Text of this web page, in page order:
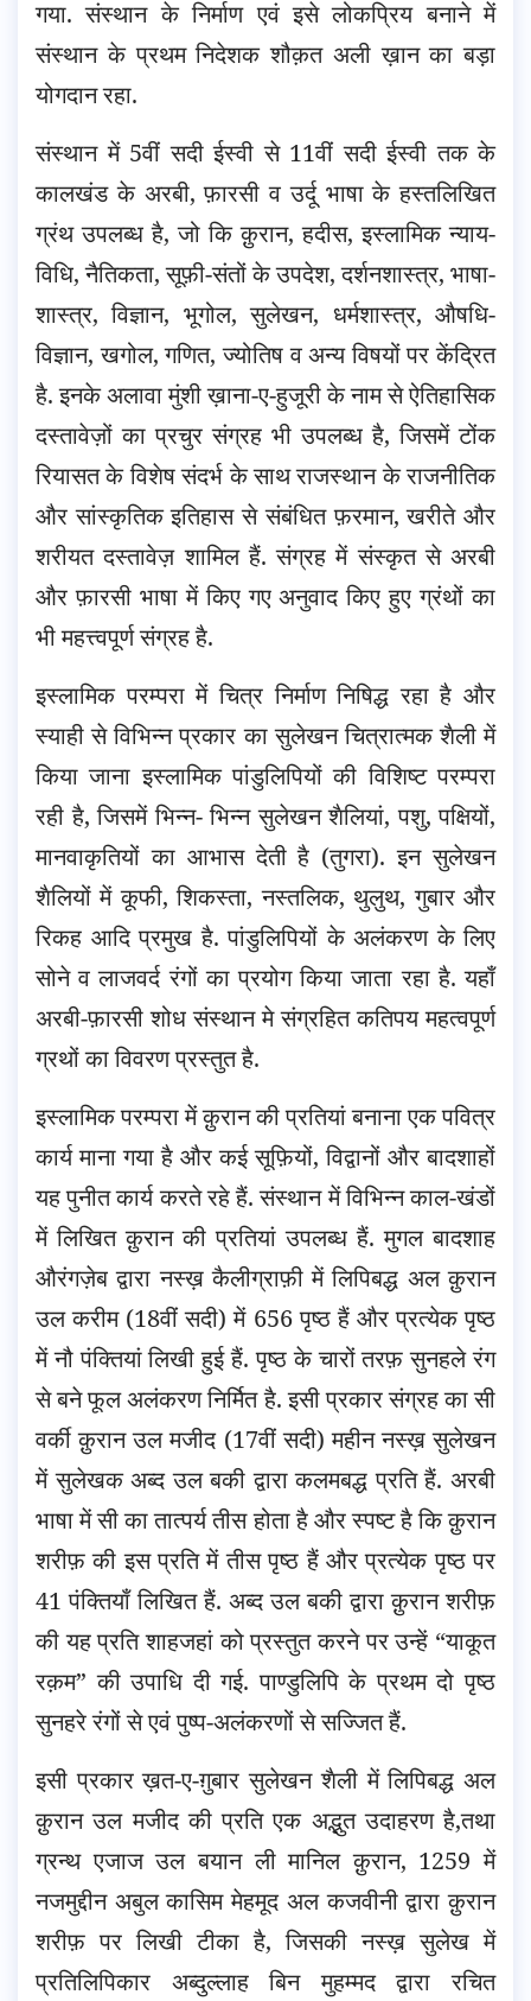
गया. संस्थान के निर्माण एवं इसे लोकप्रिय बनाने में
संस्थान के प्रथम निदेशक शौक़त अली ख़ान का बड़ा
योगदान रहा.
संस्थान में 5वीं सदी ईस्वी से 11वीं सदी ईस्वी तक के
कालखंड के अरबी, फ़ारसी व उर्दू भाषा के हस्तलिखित
ग्रंथ उपलब्ध है, जो कि क़ुरान, हदीस, इस्लामिक न्याय-
विधि, नैतिकता, सूफ़ी-संतों के उपदेश, दर्शनशास्त्र, भाषा-
शास्त्र, विज्ञान, भूगोल, सुलेखन, धर्मशास्त्र, औषधि-
विज्ञान, खगोल, गणित, ज्योतिष व अन्य विषयों पर केंद्रित
है. इनके अलावा मुंशी ख़ाना-ए-हुजूरी के नाम से ऐतिहासिक
दस्तावेज़ों का प्रचुर संग्रह भी उपलब्ध है, जिसमें टोंक
रियासत के विशेष संदर्भ के साथ राजस्थान के राजनीतिक
और सांस्कृतिक इतिहास से संबंधित फ़रमान, खरीते और
शरीयत दस्तावेज़ शामिल हैं. संग्रह में संस्कृत से अरबी
और फ़ारसी भाषा में किए गए अनुवाद किए हुए ग्रंथों का
भी महत्त्वपूर्ण संग्रह है.
इस्लामिक परम्परा में चित्र निर्माण निषिद्ध रहा है और
स्याही से विभिन्न प्रकार का सुलेखन चित्रात्मक शैली में
किया जाना इस्लामिक पांडुलिपियों की विशिष्ट परम्परा
रही है, जिसमें भिन्न- भिन्न सुलेखन शैलियां, पशु, पक्षियों,
मानवाकृतियों का आभास देती है (तुगरा). इन सुलेखन
शैलियों में कूफी, शिकस्ता, नस्तलिक, थुलुथ, गुबार और
रिकह आदि प्रमुख है. पांडुलिपियों के अलंकरण के लिए
सोने व लाजवर्द रंगों का प्रयोग किया जाता रहा है. यहाँ
अरबी-फ़ारसी शोध संस्थान मे संग्रहित कतिपय महत्वपूर्ण
ग्रथों का विवरण प्रस्तुत है.
इस्लामिक परम्परा में क़ुरान की प्रतियां बनाना एक पवित्र
कार्य माना गया है और कई सूफ़ियों, विद्वानों और बादशाहों
यह पुनीत कार्य करते रहे हैं. संस्थान में विभिन्न काल-खंडों
में लिखित क़ुरान की प्रतियां उपलब्ध हैं. मुगल बादशाह
औरंगज़ेब द्वारा नस्ख़ कैलीग्राफ़ी में लिपिबद्ध अल क़ुरान
उल करीम (18वीं सदी) में 656 पृष्ठ हैं और प्रत्येक पृष्ठ
में नौ पंक्तियां लिखी हुई हैं. पृष्ठ के चारों तरफ़ सुनहले रंग
से बने फूल अलंकरण निर्मित है. इसी प्रकार संग्रह का सी
वर्की क़ुरान उल मजीद (17वीं सदी) महीन नस्ख़ सुलेखन
में सुलेखक अब्द उल बकी द्वारा कलमबद्ध प्रति हैं. अरबी
भाषा में सी का तात्पर्य तीस होता है और स्पष्ट है कि क़ुरान
शरीफ़ की इस प्रति में तीस पृष्ठ हैं और प्रत्येक पृष्ठ पर
41 पंक्तियाँ लिखित हैं. अब्द उल बकी द्वारा क़ुरान शरीफ़
की यह प्रति शाहजहां को प्रस्तुत करने पर उन्हें “याकूत
रक़म” की उपाधि दी गई. पाण्डुलिपि के प्रथम दो पृष्ठ
सुनहरे रंगों से एवं पुष्प-अलंकरणों से सज्जित हैं.
इसी प्रकार ख़त-ए-ग़ुबार सुलेखन शैली में लिपिबद्ध अल
क़ुरान उल मजीद की प्रति एक अद्भुत उदाहरण है,तथा
ग्रन्थ एजाज उल बयान ली मानिल क़ुरान, 1259 में
नजमुद्दीन अबुल कासिम मेहमूद अल कजवीनी द्वारा क़ुरान
शरीफ़ पर लिखी टीका है, जिसकी नस्ख़ सुलेख में
प्रतिलिपिकार अब्दुल्लाह बिन मुहम्मद द्वारा रचित